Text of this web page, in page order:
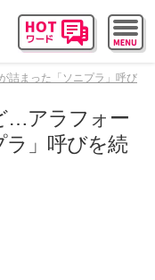
詰まった「ソニプラ」呼び
…アラフォー
ラ」呼びを続